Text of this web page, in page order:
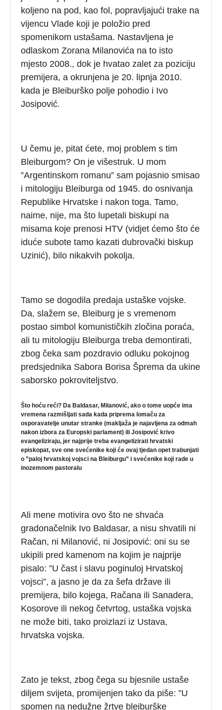
koljeno na pod, kao fol, popravljajući trake na
vijencu Vlade koji je položio pred
spomenikom ustašama. Nastavljena je
odlaskom Zorana Milanovića na to isto
mjesto 2008., dok je hvatao zalet za poziciju
premijera, a okrunjena je 20. lipnja 2010.
kada je Bleiburško polje pohodio i Ivo
Josipović.
U čemu je, pitat ćete, moj problem s tim
Bleiburgom? On je višestruk. U mom
”Argentinskom romanu” sam pojasnio smisao
i mitologiju Bleiburga od 1945. do osnivanja
Republike Hrvatske i nakon toga. Tamo,
naime, nije, ma što lupetali biskupi na
misama koje prenosi HTV (vidjet ćemo što će
iduće subote tamo kazati dubrovački biskup
Uzinić), bilo nikakvih pokolja.
Tamo se dogodila predaja ustaške vojske.
Da, slažem se, Bleiburg je s vremenom
postao simbol komunističkih zločina poraća,
ali tu mitologiju Bleiburga treba demontirati,
zbog čeka sam pozdravio odluku pokojnog
predsjednika Sabora Borisa Šprema da ukine
saborsko pokroviteljstvo.
Što hoću reći? Da Baldasar, Milanović, ako o tome uopće ima
vremena razmišljati sada kada priprema lomaču za
osporavatelje unutar stranke (makljaža je najavljena za odmah
nakon izbora za Europski parlament) ili Josipović krivo
evangeliziraju, jer najprije treba evangelizirati hrvatski
episkopat, sve one svećenike koji će ovaj tjedan opet trabunjati
o ”paloj hrvatskoj vojsci na Bleiburgu” i svećenike koji rade u
inozemnom pastoralu
Ali mene motivira ovo što ne shvaća
gradonačelnik Ivo Baldasar, a nisu shvatili ni
Račan, ni Milanović, ni Josipović: oni su se
ukipili pred kamenom na kojim je najprije
pisalo: ”U čast i slavu poginuloj Hrvatskoj
vojsci”, a jasno je da za šefa države ili
premijera, bilo kojega, Račana ili Sanadera,
Kosorove ili nekog četvrtog, ustaška vojska
ne može biti, tako proizlazi iz Ustava,
hrvatska vojska.
Zato je tekst, zbog čega su bjesnile ustaše
diljem svijeta, promijenjen tako da piše: ”U
spomen na nedužne žrtve bleiburške